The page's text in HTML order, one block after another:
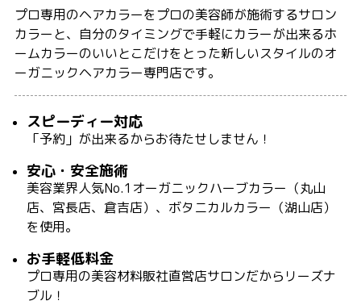
プロ専用のヘアカラーをプロの美容師が施術するサロン
カラーと、自分のタイミングで手軽にカラーが出来るホ
ームカラーのいいとこだけをとった新しいスタイルのオ
ーガニックヘアカラー専門店です。
スピーディー対応
「予約」が出来るからお待たせしません！
安心・安全施術
美容業界人気No.1オーガニックハーブカラー（丸山
店、宮長店、倉吉店）、ボタニカルカラー（湖山店）
を使用。
お手軽低料金
プロ専用の美容材料販社直営店サロンだからリーズナ
ブル！